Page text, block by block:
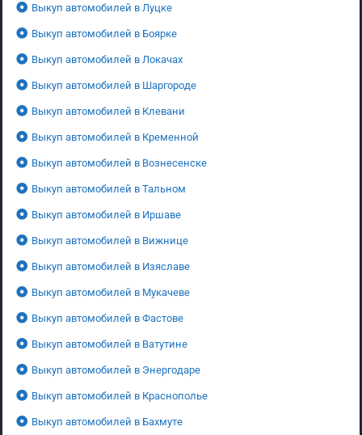
Выкуп автомобилей в Луцке
Выкуп автомобилей в Боярке
Выкуп автомобилей в Локачах
Выкуп автомобилей в Шаргороде
Выкуп автомобилей в Клевани
Выкуп автомобилей в Кременной
Выкуп автомобилей в Вознесенске
Выкуп автомобилей в Тальном
Выкуп автомобилей в Иршаве
Выкуп автомобилей в Вижнице
Выкуп автомобилей в Изяславе
Выкуп автомобилей в Мукачеве
Выкуп автомобилей в Фастове
Выкуп автомобилей в Ватутине
Выкуп автомобилей в Энергодаре
Выкуп автомобилей в Краснополье
Выкуп автомобилей в Бахмуте